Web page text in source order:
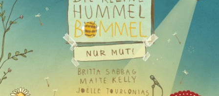
Nur
Mut!